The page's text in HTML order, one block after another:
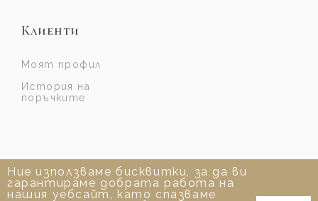
Ние използваме бисквитки, за да ви
гарантираме добрата работа на
нашия уебсайт, като спазваме
Клиенти
Моят профил
История на
поръчките